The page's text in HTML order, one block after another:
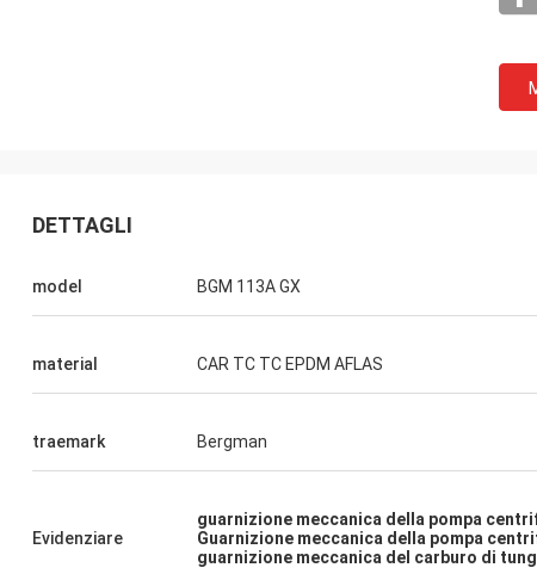
DETTAGLI
model BGM 113A GX
material CAR TC TC EPDM AFLAS
traemark Bergman
Evidenziare
guarnizione meccanica della pompa
Guarnizione meccanica della pompa
guarnizione meccanica del carburo di